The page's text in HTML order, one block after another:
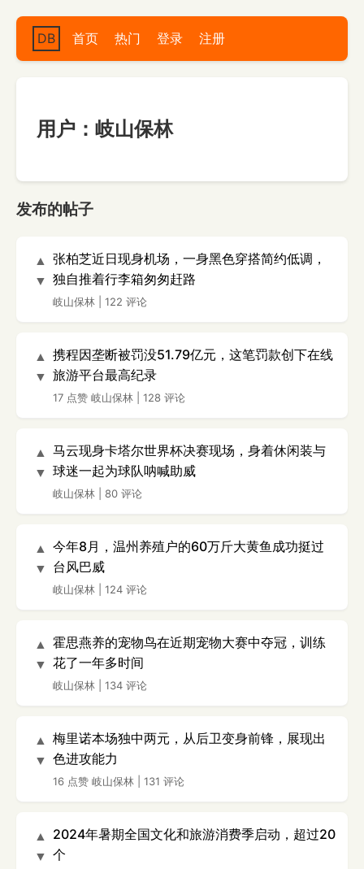
DB 首页 热门 登录 注册
用户：岐山保林
发布的帖子
▲
▼
张柏芝近日现身机场，一身黑色穿搭简约低调，
独自推着行李箱匆匆赶路
岐山保林 122 评论
▲
▼
携程因垄断被罚没51.79亿元，这笔罚款创下在线
旅游平台最高纪录
17 点赞 岐山保林 128 评论
▲
▼
马云现身卡塔尔世界杯决赛现场，身着休闲装与
球迷一起为球队呐喊助威
岐山保林 80 评论
▲
▼
今年8月，温州养殖户的60万斤大黄鱼成功挺过
台风巴威
岐山保林 124 评论
▲
▼
霍思燕养的宠物鸟在近期宠物大赛中夺冠，训练
花了一年多时间
岐山保林 134 评论
▲
▼
梅里诺本场独中两元，从后卫变身前锋，展现出
色进攻能力
16 点赞 岐山保林 131 评论
▲
▼
2024年暑期全国文化和旅游消费季启动，超过20
个